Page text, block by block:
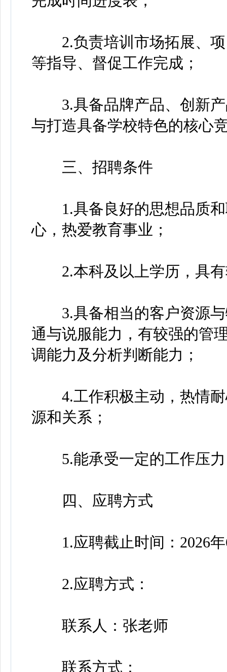
2.负责培训市场拓展、项
等指导、督促工作完成；
3.具备品牌产品、创新产
与打造具备学校特色的核心
三、招聘条件
1.具备良好的思想品质和
心，热爱教育事业；
2.本科及以上学历，具有
3.具备相当的客户资源与
通与说服能力，有较强的管
调能力及分析判断能力；
4.工作积极主动，热情耐
源和关系；
5.能承受一定的工作压力
四、应聘方式
1.应聘截止时间：2026年
2.应聘方式：
联系人：张老师
联系方式：